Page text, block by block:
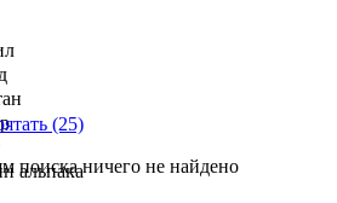
альпака
(25)
поиска ничего не найдено